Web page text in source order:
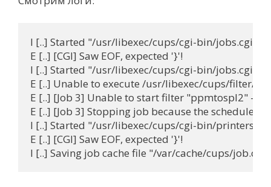
I [..] Started "/usr/libexec/cups/cgi-bin/jobs.cgi"
E [..] [CGI] Saw EOF, expected '}'!
I [..] Started "/usr/libexec/cups/cgi-bin/jobs.cgi"
E [..] Unable to execute /usr/libexec/cups/filter/
E [..] [Job 3] Unable to start filter "ppmtospl2" -
E [..] [Job 3] Stopping job because the scheduler
I [..] Started "/usr/libexec/cups/cgi-bin/
E [..] [CGI] Saw EOF, expected '}'!